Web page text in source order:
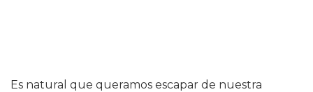
Es natural que queramos escapar de nuestra